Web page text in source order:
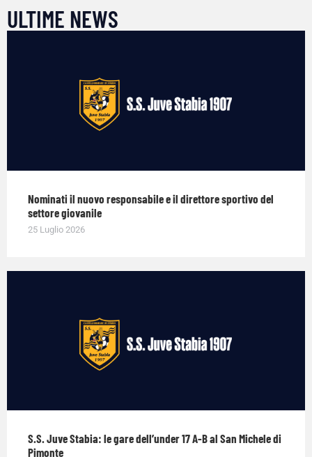
ULTIME NEWS
Nominati il nuovo responsabile e il direttore sportivo del
settore giovanile
25 Luglio 2026
S.S. Juve Stabia: le gare dell’under 17 A-B al San Michele di
Pimonte